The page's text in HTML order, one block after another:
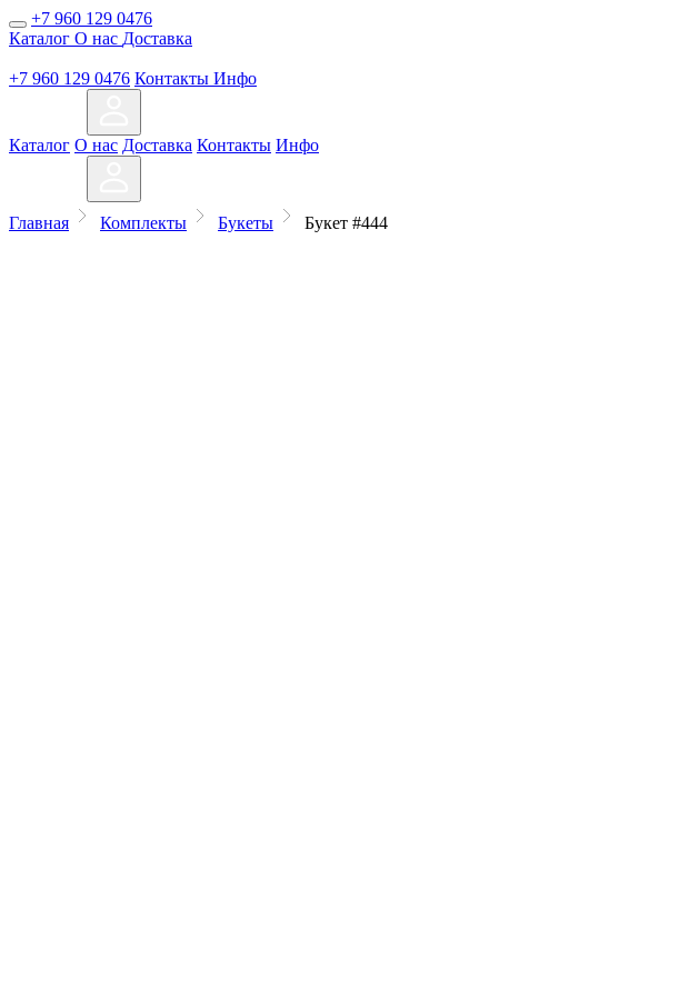
+7 960 129 0476
Каталог О нас Доставка
+7 960 129 0476 Контакты Инфо
Каталог О нас Доставка Контакты Инфо
Главная Комплекты Букеты Букет #444